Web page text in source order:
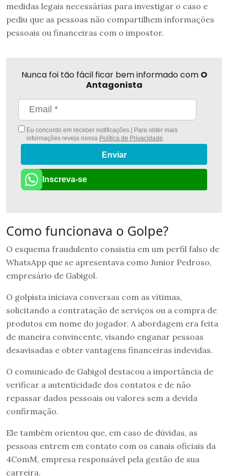
medidas legais necessárias para investigar o caso e
pediu que as pessoas não compartilhem informações
pessoais ou financeiras com o impostor.
Nunca foi tão fácil ficar bem informado com O
Antagonista
Eu concordo em receber notificações | Para obter mais
informações reveja nossa Política de Privacidade.
Enviar
Inscreva-se
Como funcionava o Golpe?
O esquema fraudulento consistia em um perfil falso de
WhatsApp que se apresentava como Junior Pedroso,
empresário de Gabigol.
O golpista iniciava conversas com as vítimas,
solicitando a contratação de serviços ou a compra de
produtos em nome do jogador. A abordagem era feita
de maneira convincente, visando enganar pessoas
desavisadas e obter vantagens financeiras indevidas.
O comunicado de Gabigol destacou a importância de
verificar a autenticidade dos contatos e de não
repassar dados pessoais ou valores sem a devida
confirmação.
Ele também orientou que, em caso de dúvidas, as
pessoas entrem em contato com os canais oficiais da
4ComM, empresa responsável pela gestão de sua
carreira.